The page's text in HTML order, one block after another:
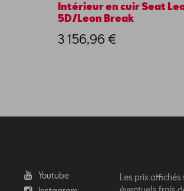
Intérieur en cuir Seat
5D/Leon Break
3 156,96 €
Youtube
Les prix